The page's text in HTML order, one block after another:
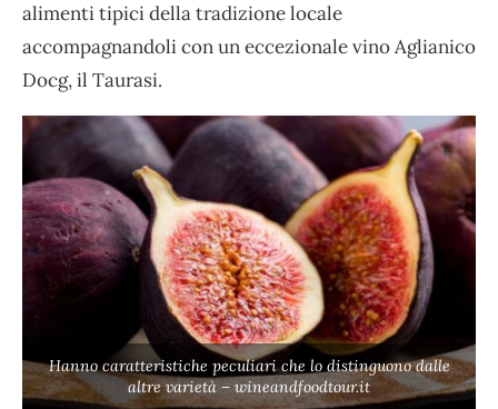
alimenti tipici della tradizione locale
accompagnandoli con un eccezionale vino Aglianico
Docg, il Taurasi.
Hanno caratteristiche peculiari che lo distinguono dalle
altre varietà – wineandfoodtour.it